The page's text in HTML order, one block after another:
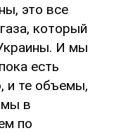
это все
который
И мы
есть
и те объемы,
мы в
по